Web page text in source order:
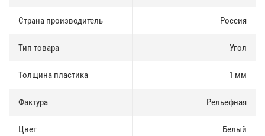
Страна производитель Россия
Тип товара Угол
Толщина пластика 1 мм
Фактура Рельефная
Цвет Белый